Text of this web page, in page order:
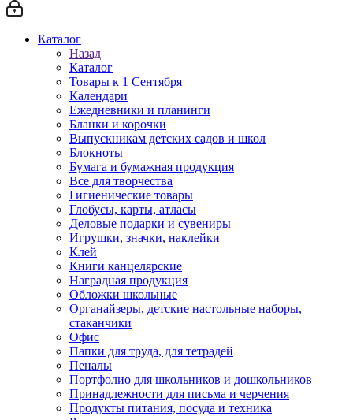
Каталог
Назад
Каталог
Товары к 1 Сентября
Календари
Ежедневники и планинги
Бланки и корочки
Выпускникам детских садов и школ
Блокноты
Бумага и бумажная продукция
Все для творчества
Гигиенические товары
Глобусы, карты, атласы
Деловые подарки и сувениры
Игрушки, значки, наклейки
Клей
Книги канцелярские
Наградная продукция
Обложки школьные
Органайзеры, детские настольные наборы,
стаканчики
Офис
Папки для труда, для тетрадей
Пеналы
Портфолио для школьников и дошкольников
Принадлежности для письма и черчения
Продукты питания, посуда и техника